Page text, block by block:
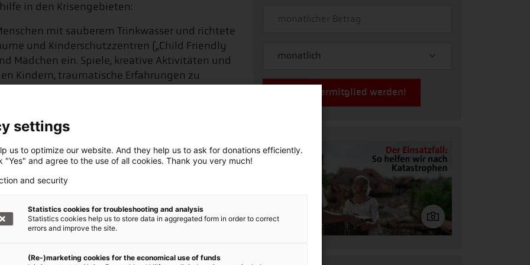
in den Krisengebieten:
mit sauberem Trinkwasser und richtete
und Kinderschutzzentren („Child Friendly
Mädchen ein. Spiele, kreative Aktivitäten und
Kindern, traumatische Erfahrungen zu
auf die psychosoziale Betreuung von
Lebensmittelverteilungen durch. Die
im Ostkongo mit
in den Camps und baute in Goma ein
wie etwa in Kitchanga in der Provinz
Jetzt Fördermitglied werden!
settings
us to optimize our website. And they help us to ask for donations efficiently.
"Yes" and agree to the use of all cookies. Thank you very much!
and security
Statistics cookies for troubleshooting and analysis
Statistics cookies help us to store data in aggregated form in order to correct
errors and improve the site.
(Re-)marketing cookies for the economical use of funds